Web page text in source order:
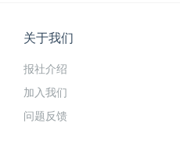
关于我们
报社介绍
加入我们
问题反馈